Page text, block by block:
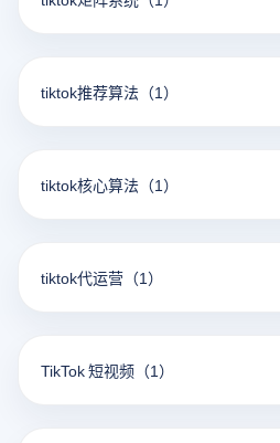
tiktok推荐算法 （1）
tiktok核心算法 （1）
tiktok代运营 （1）
TikTok 短视频 （1）